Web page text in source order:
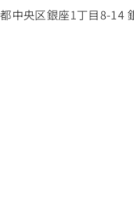
中央区銀座1丁目8-14